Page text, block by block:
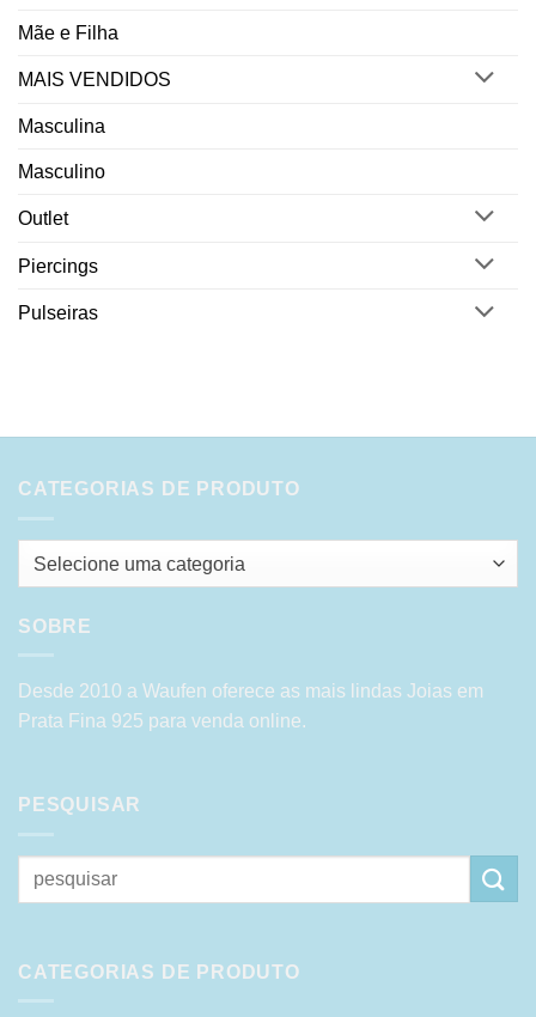
Mãe e Filha
MAIS VENDIDOS
Masculina
Masculino
Outlet
Piercings
Pulseiras
CATEGORIAS DE PRODUTO
Selecione uma categoria
SOBRE
Desde 2010 a Waufen oferece as mais lindas Joias em
Prata Fina 925 para venda online.
PESQUISAR
Pesquisar
por:
CATEGORIAS DE PRODUTO